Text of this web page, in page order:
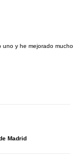
uno y he mejorado mucho
Madrid